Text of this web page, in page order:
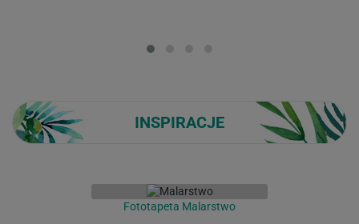
INSPIRACJE
Fototapeta Malarstwo